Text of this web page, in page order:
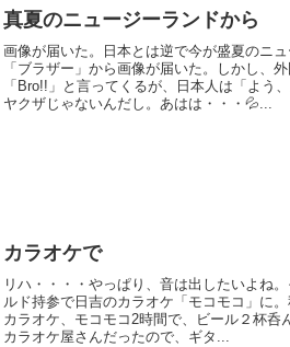
真夏のニュージーランドから
画像が届いた。日本とは逆で今が盛夏のニ
「ブラザー」から画像が届いた。しかし、
「Bro!!」と言ってくるが、日本人は「よう
ヤクザじゃないんだし。あはは・・・💦...
カラオケで
リハ・・・・やっぱり、音は出したいよね
ルド持参で日吉のカラオケ「モコモコ」に
カラオケ、モコモコ2時間で、ビール２杯呑
カラオケ屋さんだったので、ギタ...